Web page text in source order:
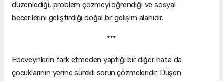
düzenlediği, problem çözmeyi öğrendiği ve sosyal
becerilerini geliştirdiği doğal bir gelişim alanıdır.
***
Ebeveynlerin fark etmeden yaptığı bir diğer hata da
çocuklarının yerine sürekli sorun çözmeleridir. Düşen